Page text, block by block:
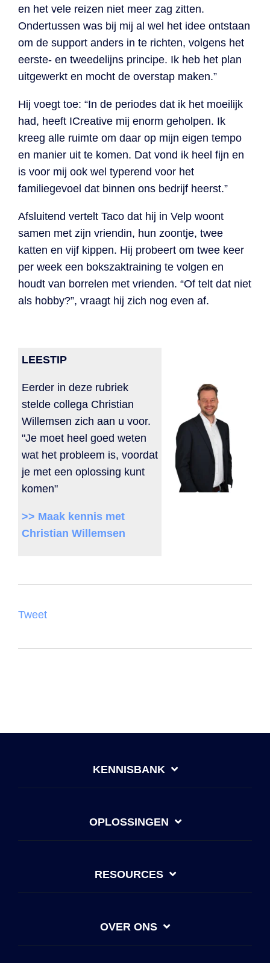
en het vele reizen niet meer zag zitten.
Ondertussen was bij mij al wel het idee ontstaan
om de support anders in te richten, volgens het
eerste- en tweedelijns principe. Ik heb het plan
uitgewerkt en mocht de overstap maken.”
Hij voegt toe: “In de periodes dat ik het moeilijk
had, heeft ICreative mij enorm geholpen. Ik
kreeg alle ruimte om daar op mijn eigen tempo
en manier uit te komen. Dat vond ik heel fijn en
is voor mij ook wel typerend voor het
familiegevoel dat binnen ons bedrijf heerst.”
Afsluitend vertelt Taco dat hij in Velp woont
samen met zijn vriendin, hun zoontje, twee
katten en vijf kippen. Hij probeert om twee keer
per week een bokszaktraining te volgen en
houdt van borrelen met vrienden. “Of telt dat niet
als hobby?”, vraagt hij zich nog even af.
LEESTIP
Eerder in deze rubriek
stelde collega Christian
Willemsen zich aan u voor.
"Je moet heel goed weten
wat het probleem is, voordat
je met een oplossing kunt
komen"
>> Maak kennis met
Christian Willemsen
Tweet
KENNISBANK
OPLOSSINGEN
RESOURCES
OVER ONS